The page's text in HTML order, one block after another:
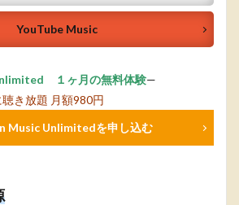
YouTube Music
１ヶ月の無料体験—
き放題 月額980円
Music Unlimitedを申し込む